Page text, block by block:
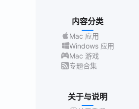
内容分类
Mac 应用
Windows 应用
Mac 游戏
专题合集
关于与说明